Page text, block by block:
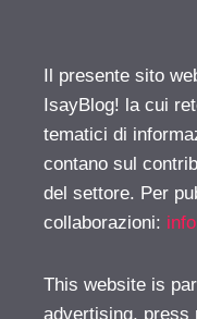
Il presente sito
IsayBlog! la cui
tematici di
contano sul
del settore. Per
collaborazioni:
This website is
advertising, press